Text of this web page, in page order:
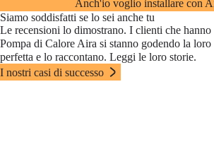
Anch'io voglio installare con
Siamo soddisfatti se lo sei anche tu
Le recensioni lo dimostrano. I clienti che hanno
Pompa di Calore Aira si stanno godendo la loro
perfetta e lo raccontano. Leggi le loro storie.
I nostri casi di successo